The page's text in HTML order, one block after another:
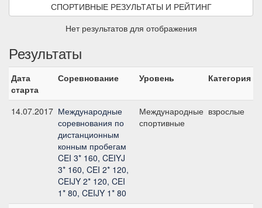
СПОРТИВНЫЕ РЕЗУЛЬТАТЫ И РЕЙТИНГ
Нет результатов для отображения
Результаты
Дата
старта
Соревнование Уровень Категория
14.07.2017 Международные
соревнования по
дистанционным
конным пробегам
CEI 3* 160, CEIYJ
3* 160, CEI 2* 120,
CEIJY 2* 120, CEI
1* 80, CEIJY 1* 80
Международные
спортивные
взрослые